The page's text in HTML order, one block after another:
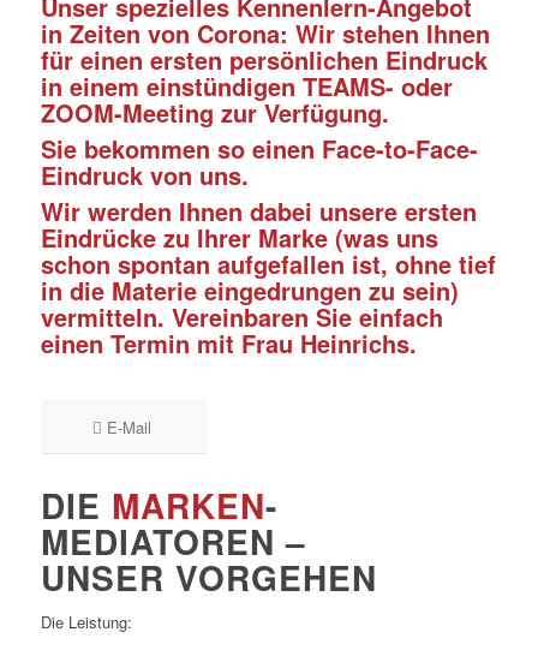
in Zeiten von Corona: Wir stehen Ihnen
für einen ersten persönlichen Eindruck
in einem einstündigen TEAMS- oder
ZOOM-Meeting zur Verfügung.
Sie bekommen so einen Face-to-Face-
Eindruck von uns.
Wir werden Ihnen dabei unsere ersten
Eindrücke zu Ihrer Marke (was uns
schon spontan aufgefallen ist, ohne tief
in die Materie eingedrungen zu sein)
vermitteln. Vereinbaren Sie einfach
einen Termin mit Frau Heinrichs.
E-Mail
DIE MARKEN-
MEDIATOREN –
UNSER VORGEHEN
Die Leistung: